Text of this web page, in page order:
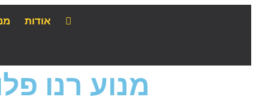
אודות
מנוע רנו